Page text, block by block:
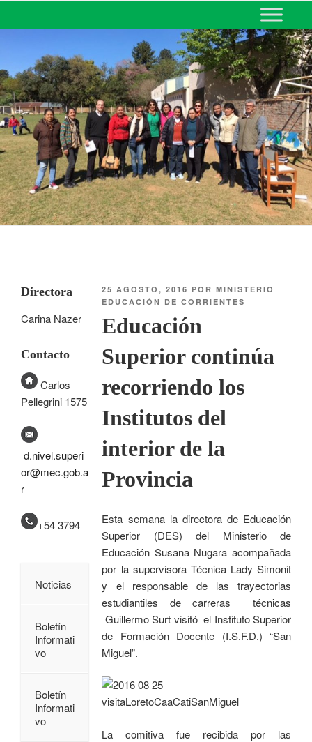
MINISTERIO DE EDUCACIÓN
DE CORRIENTES
25 AGOSTO, 2016 PORMINISTERIO
EDUCACIÓN DE CORRIENTES
Educación
Superior continúa
recorriendo los
Institutos del
interior de la
Provincia
Esta semana la directora de Educación
Superior (DES) del Ministerio de
Educación Susana Nugara acompañada
por la supervisora Técnica Lady Simonit
y el responsable de las trayectorias
estudiantiles de carreras técnicas
Guillermo Surt visitó el Instituto Superior
de Formación Docente (I.S.F.D.) “San
Miguel”.
La comitiva fue recibida por las
Directora
Carina Nazer
Contacto
Carlos
Pellegrini 1575
d.nivel.superi
or@mec.gob.a
r
+54 3794
Noticias
Boletín
Informati
vo
Boletín
Informati
vo